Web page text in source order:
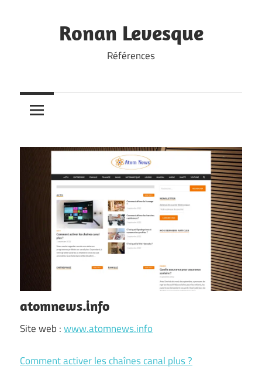
Ronan Levesque
Références
atomnews.info
Site web :www.atomnews.info
Comment activer les chaînes canal plus ?